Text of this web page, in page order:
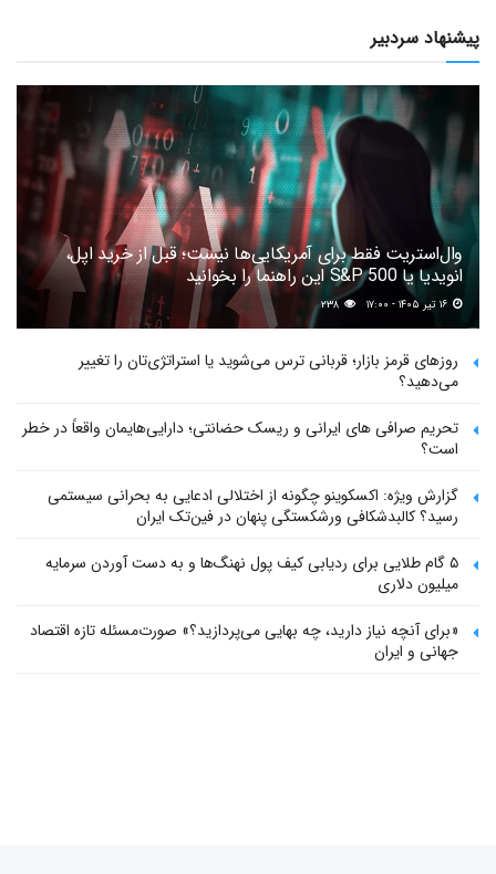
پیشنهاد سردبیر
وال‌استریت فقط برای آمریکایی‌ها نیست؛ قبل از خرید اپل،
انویدیا یا S&P 500 این راهنما را بخوانید
۲۳۸
روزهای قرمز بازار؛ قربانی ترس می‌شوید یا استراتژی‌تان را تغییر
می‌دهید؟
تحریم صرافی های ایرانی و ریسک حضانتی؛ دارایی‌هایمان واقعاً در خطر
است؟
گزارش ویژه: اکسکوینو چگونه از اختلالی ادعایی به بحرانی سیستمی
رسید؟ کالبدشکافی ورشکستگی پنهان در فین‌تک ایران
۵ گام طلایی برای ردیابی کیف پول‌ نهنگ‌ها و به دست آوردن سرمایه
میلیون دلاری
«برای آنچه نیاز دارید، چه بهایی می‌پردازید؟» صورت‌مسئله تازه اقتصاد
جهانی و ایران